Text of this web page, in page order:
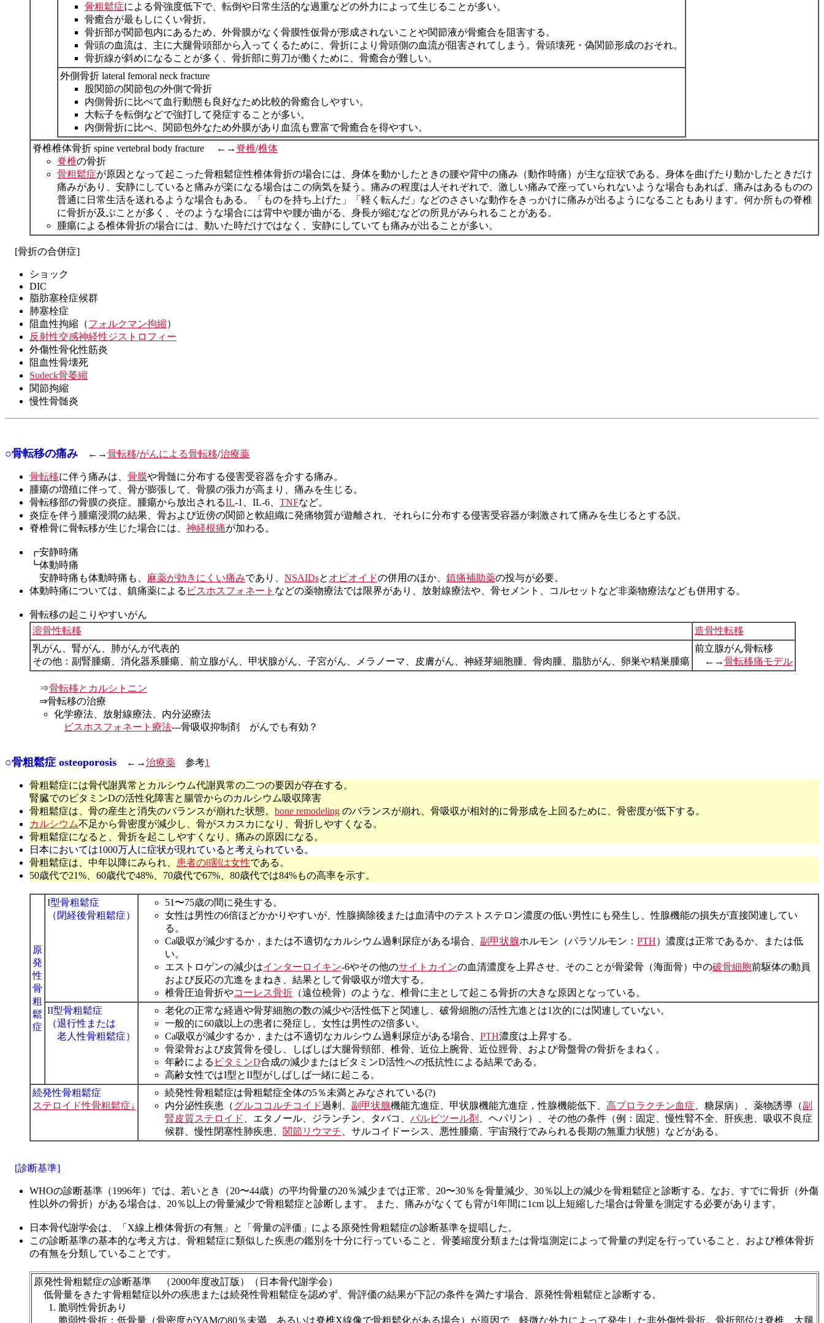
骨粗鬆症による骨強度低下で、転倒や日常生活的な過重などの外力によって生じることが多い。
骨癒合が最もしにくい骨折。
骨折部が関節包内にあるため、外骨膜がなく骨膜性仮骨が形成されないことや関節液が骨癒合を阻害する。
骨頭の血流は、主に大腿骨頭部から入ってくるために、骨折により骨頭側の血流が阻害されてしまう。骨頭壊死・偽関節形成のおそれ。
骨折線が斜めになることが多く、骨折部に剪刀が働くために、骨癒合が難しい。
外側骨折 lateral femoral neck fracture
股関節の関節包の外側で骨折
内側骨折に比べて血行動態も良好なため比較的骨癒合しやすい。
大転子を転倒などで強打して発症することが多い。
内側骨折に比べ、関節包外なため外膜があり血流も豊富で骨癒合を得やすい。
脊椎椎体骨折 spine vertebral body fracture ←→ 脊椎/椎体
脊椎の骨折
骨粗鬆症が原因となって起こった骨粗鬆症性椎体骨折の場合には、身体を動かしたときの腰や背中の痛み（動作時痛）が主な症状である。身体を曲げたり動かしたときだけ
痛みがあり、安静にしていると痛みが楽になる場合はこの病気を疑う。痛みの程度は人それぞれで、激しい痛みで座っていられないような場合もあれば、痛みはあるものの
普通に日常生活を送れるような場合もある。「ものを持ち上げた」「軽く転んだ」などのささいな動作をきっかけに痛みが出るようになることもあります。何か所もの脊椎
に骨折が及ぶことが多く、そのような場合には背中や腰が曲がる、身長が縮むなどの所見がみられることがある。
腫瘍による椎体骨折の場合には、動いた時だけではなく、安静にしていても痛みが出ることが多い。
[骨折の合併症]
ショック
DIC
脂肪塞栓症候群
肺塞栓症
阻血性拘縮（フォルクマン拘縮）
反射性交感神経性ジストロフィー
外傷性骨化性筋炎
阻血性骨壊死
Sudeck骨萎縮
関節拘縮
慢性骨髄炎
○骨転移の痛み ←→骨転移/がんによる骨転移/治療薬
骨転移に伴う痛みは、 骨膜や骨髄に分布する侵害受容器を介する痛み。
腫瘍の増殖に伴って、骨が膨張して、骨膜の張力が高まり、痛みを生じる。
骨転移部の骨膜の炎症。腫瘍から放出されるIL-1、IL-6、 TNFなど。
炎症を伴う腫瘍浸潤の結果、骨および近傍の関節と軟組織に発痛物質が遊離され、それらに分布する侵害受容器が刺激されて痛みを生じるとする説。
脊椎骨に骨転移が生じた場合には、 神経根痛が加わる。
┏安静時痛
┗体動時痛
安静時痛も体動時痛も、 麻薬が効きにくい痛みであり、 NSAIDsと オピオイドの併用のほか、 鎮痛補助薬の投与が必要。
体動時痛については、鎮痛薬による ビスホスフォネート などの薬物療法では限界があり、放射線療法や、骨セメント、コルセットなど非薬物療法なども併用する。
骨転移の起こりやすいがん
溶骨性転移
造骨性転移
乳がん、腎がん、肺がんが代表的
その他：副腎腫瘍、消化器系腫瘍、前立腺がん、甲状腺がん、子宮がん、メラノーマ、皮膚がん、神経芽細胞腫、骨肉腫、脂肪がん、卵巣や精巣腫瘍
前立腺がん骨転移
←→骨転移痛モデル
⇒骨転移とカルシトニン
⇒骨転移の治療
化学療法、放射線療法、内分泌療法
ビスホスフォネート療法---骨吸収抑制剤 がんでも有効？
○骨粗鬆症 osteoporosis ←→治療薬 参考1
骨粗鬆症には骨代謝異常とカルシウム代謝異常の二つの要因が存在する。
腎臓でのビタミンDの活性化障害と腸管からのカルシウム吸収障害
骨粗鬆症は、骨の産生と消失のバランスが崩れた状態。 bone remodeling のバランスが崩れ、骨吸収が相対的に骨形成を上回るために、骨密度が低下する。
カルシウム不足から骨密度が減少し、骨がスカスカになり、骨折しやすくなる。
骨粗鬆症になると、骨折を起こしやすくなり、痛みの原因になる。
日本においては1000万人に症状が現れていると考えられている。
骨粗鬆症は、中年以降にみられ、 患者の8割は女性である。
50歳代で21%、60歳代で48%、70歳代で67%、80歳代では84%もの高率を示す。
原
発
性
骨
粗
鬆
症
I型骨粗鬆症
（閉経後骨粗鬆症）
51〜75歳の間に発生する。
女性は男性の6倍ほどかかりやすいが、性腺摘除後または血清中のテストステロン濃度の低い男性にも発生し、性腺機能の損失が直接関連してい
る。
Ca吸収が減少するか，または不適切なカルシウム過剰尿症がある場合、 副甲状腺ホルモン（パラソルモン： PTH）濃度は正常であるか、または低
い。
エストロゲンの減少はインターロイキン-6やその他のサイトカインの血清濃度を上昇させ、そのことが骨梁骨（海面骨）中の破骨細胞前駆体の動員
および反応の亢進をまねき、結果として骨吸収が増大する。
椎骨圧迫骨折やコーレス骨折 （遠位橈骨）のような、椎骨に主として起こる骨折の大きな原因となっている。
II型骨粗鬆症
（退行性または
老人性骨粗鬆症）
老化の正常な経過や骨芽細胞の数の減少や活性低下と関連し、破骨細胞の活性亢進とは1次的には関連していない。
一般的に60歳以上の患者に発症し、女性は男性の2倍多い。
Ca吸収が減少するか，または不適切なカルシウム過剰尿症がある場合、 PTH濃度は上昇する。
骨梁骨および皮質骨を侵し、しばしば大腿骨頸部、椎骨、近位上腕骨、近位脛骨、および骨盤骨の骨折をまねく。
年齢による ビタミンD合成の減少またはビタミンD活性への抵抗性による結果である。
高齢女性ではI型とII型がしばしば一緒に起こる。
続発性骨粗鬆症
ステロイド性骨粗鬆症↓
続発性骨粗鬆症は骨粗鬆症全体の5％未満とみなされている(?)
内分泌性疾患（グルココルチコイド過剰、 副甲状腺機能亢進症、甲状腺機能亢進症，性腺機能低下、 高プロラクチン血症 、糖尿病）、薬物誘導（副
腎皮質ステロイド
、エタノール、ジランチン、タバコ、 バルビツール剤
、ヘパリン）、その他の条件（例：固定、慢性腎不全、肝疾患、吸収不良症
候群、慢性閉塞性肺疾患、 関節リウマチ 、サルコイドーシス、悪性腫瘍、宇宙飛行でみられる長期の無重力状態）などがある。
[診断基準]
WHOの診断基準（1996年）では、若いとき（20〜44歳）の平均骨量の20％減少までは正常、20〜30％を骨量減少、30％以上の減少を骨粗鬆症と診断する。なお、すでに骨折（外傷
性以外の骨折）がある場合は、20％以上の骨量減少で骨粗鬆症と診断します。 また、痛みがなくても背が1年間に1cm 以上短縮した場合は骨量を測定する必要があります。
日本骨代謝学会は、「X線上椎体骨折の有無」と「骨量の評価」による原発性骨粗鬆症の診断基準を提唱した。
この診断基準の基本的な考え方は、骨粗鬆症に類似した疾患の鑑別を十分に行っていること、骨萎縮度分類または骨塩測定によって骨量の判定を行っていること、および椎体骨折
の有無を分類していることです。
原発性骨粗鬆症の診断基準 （2000年度改訂版）（日本骨代謝学会）
低骨量をきたす骨粗鬆症以外の疾患または続発性骨粗鬆症を認めず、骨評価の結果が下記の条件を満たす場合、原発性骨粗鬆症と診断する。
脆弱性骨折あり
脆弱性骨折：低骨量（骨密度がYAMの80％未満、あるいは脊椎X線像で骨粗鬆化がある場合）が原因で、軽微な外力によって発生した非外傷性骨折。骨折部位は脊椎、大腿